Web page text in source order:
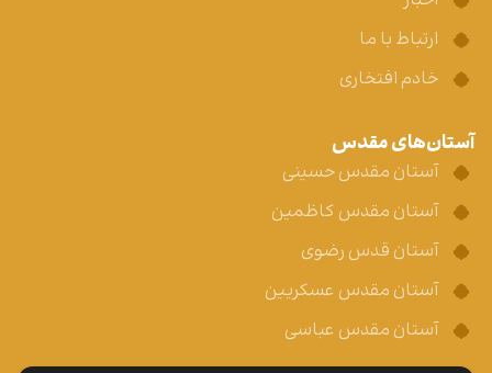
ارتباط با ما
خادم افتخاری
آستان‌های مقدس
آستان مقدس حسینی
آستان مقدس کاظمین
آستان قدس رضوی
آستان مقدس عسکریین
آستان مقدس عباسی